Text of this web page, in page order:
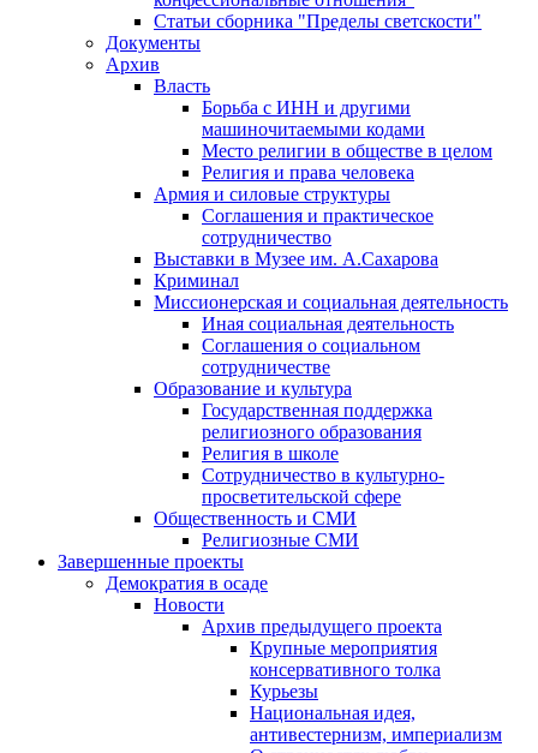
Статьи сборника "Пределы светскости"
Документы
Архив
Власть
Борьба с ИНН и другими
машиночитаемыми кодами
Место религии в обществе в целом
Религия и права человека
Армия и силовые структуры
Соглашения и практическое
сотрудничество
Выставки в Музее им. А.Сахарова
Криминал
Миссионерская и социальная деятельность
Иная социальная деятельность
Соглашения о социальном
сотрудничестве
Образование и культура
Государственная поддержка
религиозного образования
Религия в школе
Сотрудничество в культурно-
просветительской сфере
Общественность и СМИ
Религиозные СМИ
Завершенные проекты
Демократия в осаде
Новости
Архив предыдущего проекта
Крупные мероприятия
консервативного толка
Курьезы
Национальная идея,
антивестернизм, империализм